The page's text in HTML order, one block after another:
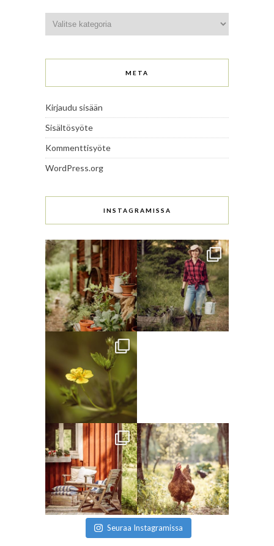
META
Kirjaudu sisään
Sisältösyöte
Kommenttisyöte
WordPress.org
INSTAGRAMISSA
Seuraa Instagramissa